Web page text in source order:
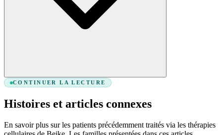
CONTINUER LA LECTURE
Histoires et articles connexes
En savoir plus sur les patients précédemment traités via les thérapies